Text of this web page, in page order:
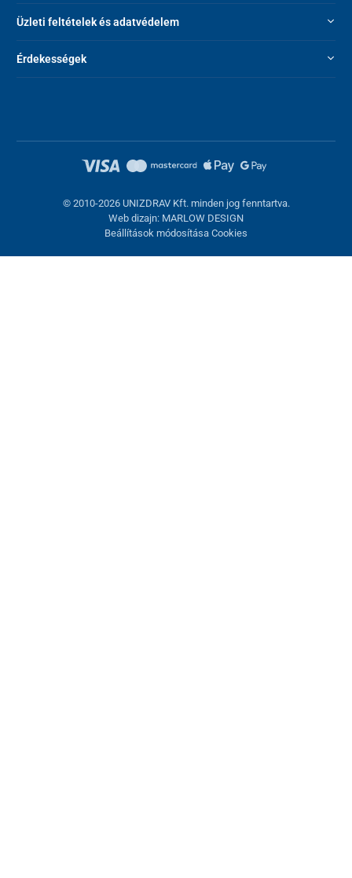
Üzleti feltételek és adatvédelem
Érdekességek
© 2010-2026 UNIZDRAV Kft. minden jog fenntartva.
Web dizajn: MARLOW DESIGN
Beállítások módosítása Cookies